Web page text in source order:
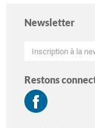
Newsletter
Restons